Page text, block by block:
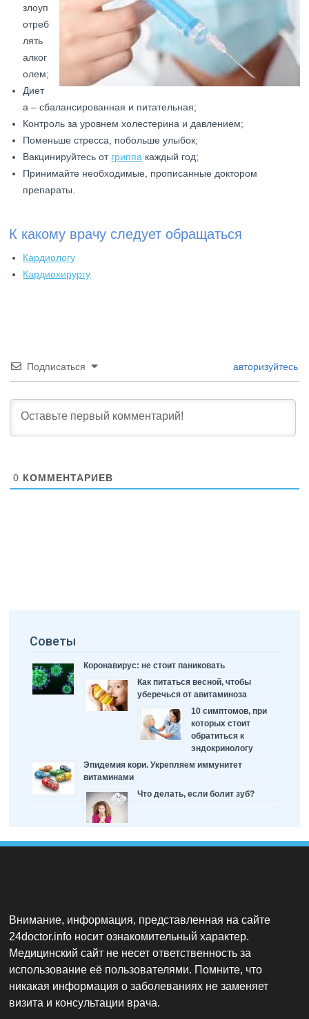
злоуп
отреб
лять
алког
олем;
Диет
а – сбалансированная и питательная;
Контроль за уровнем холестерина и давлением;
Поменьше стресса, побольше улыбок;
Вакцинируйтесь от гриппа каждый год;
Принимайте необходимые, прописанные доктором
препараты.
К какому врачу следует обращаться
Кардиологу
Кардиохирургу
Подписаться авторизуйтесь
0 КОММЕНТАРИЕВ
Советы
Коронавирус: не стоит паниковать
Как питаться весной, чтобы
уберечься от авитаминоза
10 симптомов, при
которых стоит
обратиться к
эндокринологу
Эпидемия кори. Укрепляем иммунитет
витаминами
Что делать, если болит зуб?
Внимание, информация, представленная на сайте
24doctor.info носит ознакомительный характер.
Медицинский сайт не несет ответственность за
использование её пользователями. Помните, что
никакая информация о заболеваниях не заменяет
визита и консультации врача.